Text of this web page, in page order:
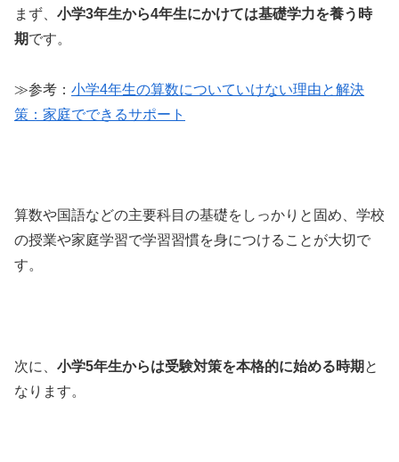
まず、 小学3年生から4年生にかけては基礎学力を養う時
期です。
≫参考： 小学4年生の算数についていけない理由と解決
策：家庭でできるサポート
算数や国語などの主要科目の基礎をしっかりと固め、学校
の授業や家庭学習で学習習慣を身につけることが大切で
す。
次に、 小学5年生からは受験対策を本格的に始める時期 と
なります。